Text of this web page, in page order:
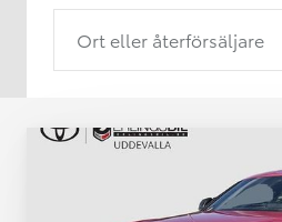
Ort eller återförsäljare